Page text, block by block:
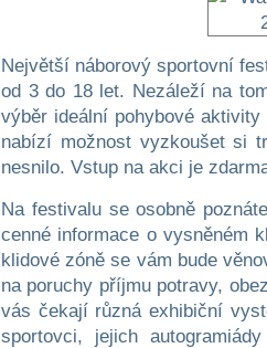
Největší náborový sportovní
od 3 do 18 let. Nezáleží na
výběr ideální pohybové
nabízí možnost vyzkoušet si
nesnilo. Vstup na akci je
Na festivalu se osobně
cenné informace o vysněném
klidové zóně se vám bude
na poruchy příjmu potravy,
vás čekají různá exhibiční
sportovci, jejich